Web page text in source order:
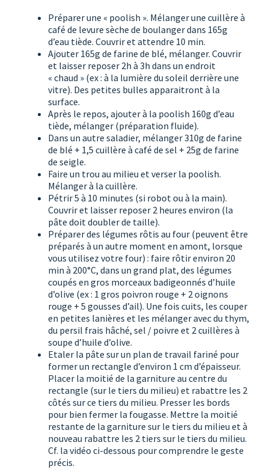
Préparer une « poolish ». Mélanger une cuillère à
café de levure sèche de boulanger dans 165g
d’eau tiède. Couvrir et attendre 10 min.
Ajouter 165g de farine de blé, mélanger. Couvrir
et laisser reposer 2h à 3h dans un endroit
« chaud » (ex : à la lumière du soleil derrière une
vitre). Des petites bulles apparaitront à la
surface.
Après le repos, ajouter à la poolish 160g d’eau
tiède, mélanger (préparation fluide).
Dans un autre saladier, mélanger 310g de farine
de blé + 1,5 cuillère à café de sel + 25g de farine
de seigle.
Faire un trou au milieu et verser la poolish.
Mélanger à la cuillère.
Pétrir 5 à 10 minutes (si robot ou à la main).
Couvrir et laisser reposer 2 heures environ (la
pâte doit doubler de taille).
Préparer des légumes rôtis au four (peuvent être
préparés à un autre moment en amont, lorsque
vous utilisez votre four) : faire rôtir environ 20
min à 200°C, dans un grand plat, des légumes
coupés en gros morceaux badigeonnés d’huile
d’olive (ex : 1 gros poivron rouge + 2 oignons
rouge + 5 gousses d’ail). Une fois cuits, les couper
en petites lanières et les mélanger avec du thym,
du persil frais hâché, sel / poivre et 2 cuillères à
soupe d’huile d’olive.
Etaler la pâte sur un plan de travail fariné pour
former un rectangle d’environ 1 cm d’épaisseur.
Placer la moitié de la garniture au centre du
rectangle (sur le tiers du milieu) et rabattre les 2
côtés sur ce tiers du milieu. Presser les bords
pour bien fermer la fougasse. Mettre la moitié
restante de la garniture sur le tiers du milieu et à
nouveau rabattre les 2 tiers sur le tiers du milieu.
Cf. la vidéo ci-dessous pour comprendre le geste
précis.